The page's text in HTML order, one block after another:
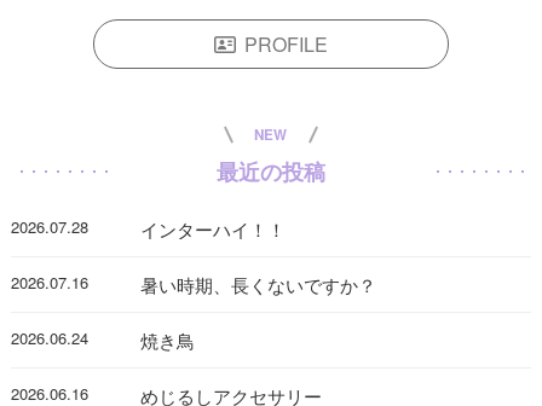
PROFILE
NEW
最近の投稿
2026.07.28 インターハイ！！
2026.07.16 暑い時期、長くないですか？
2026.06.24 焼き鳥
2026.06.16 めじるしアクセサリー